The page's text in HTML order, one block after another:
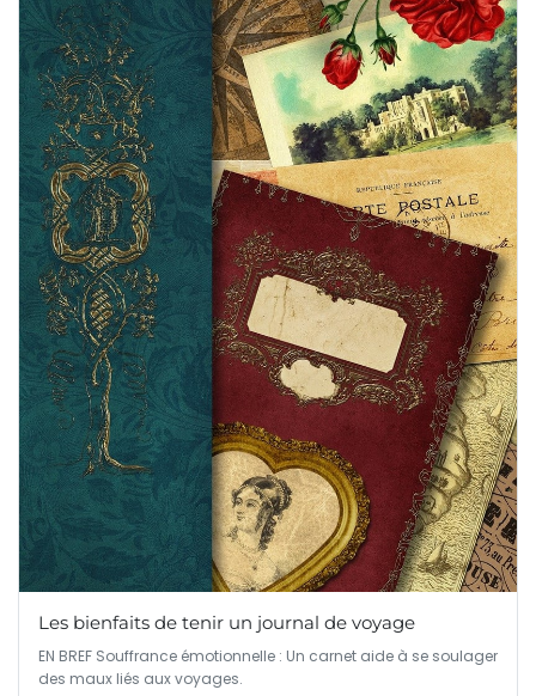
Les bienfaits de tenir un journal de voyage
EN BREF Souffrance émotionnelle : Un carnet aide à se soulager
des maux liés aux voyages.